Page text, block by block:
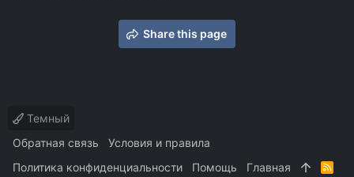
Share this page
Темный
Обратная связь
Условия и правила
Политика конфиденциальности
Помощь Главная
R